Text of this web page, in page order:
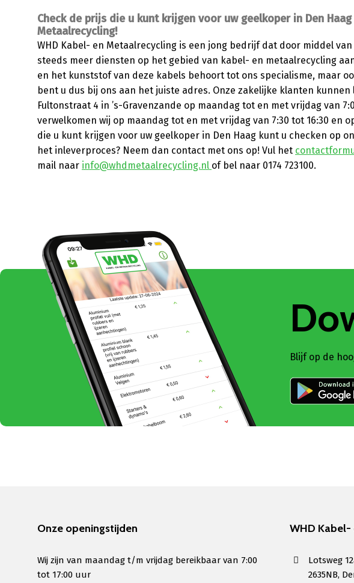
Check de prijs die u kunt krijgen voor uw geelkoper in Den Haag
Metaalrecycling!
WHD Kabel- en Metaalrecycling is een jong bedrijf dat door middel
steeds meer diensten op het gebied van kabel- en metaalrecycling
en het kunststof van deze kabels behoort tot ons specialisme, maar
bent u dus bij ons aan het juiste adres. Onze zakelijke klanten
Fultonstraat 4 in ’s-Gravenzande op maandag tot en met vrijdag van
verwelkomen wij op maandag tot en met vrijdag van 7:30 tot 16:30 en
die u kunt krijgen voor uw geelkoper in Den Haag kunt u checken op
het inleverproces? Neem dan contact met ons op! Vul het
mail naar info@whdmetaalrecycling.nl of bel naar 0174 723100.
Blijf op de
Onze openingstijden
Wij zijn van maandag t/m vrijdag bereikbaar van 7:00
tot 17:00 uur
WHD
Lotsweg
2635NB,